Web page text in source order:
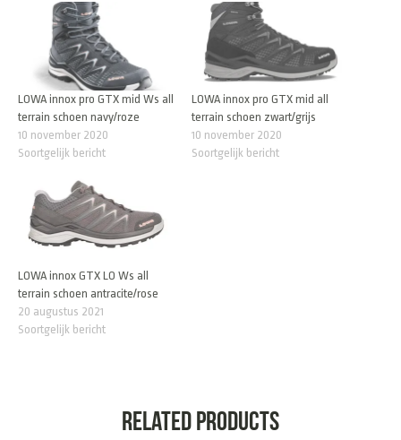
LOWA innox pro GTX mid Ws all
terrain schoen navy/roze
10 november 2020
Soortgelijk bericht
LOWA innox pro GTX mid all
terrain schoen zwart/grijs
10 november 2020
Soortgelijk bericht
LOWA innox GTX LO Ws all
terrain schoen antracite/rose
20 augustus 2021
Soortgelijk bericht
Related products